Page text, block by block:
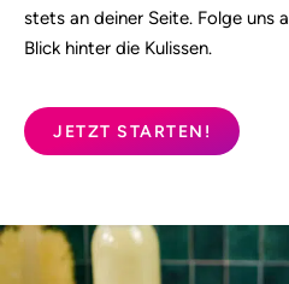
stets an deiner Seite. Folge uns
Blick hinter die Kulissen.
JETZT STARTEN!